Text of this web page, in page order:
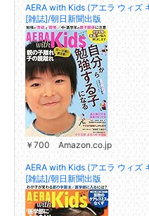
AERA with Kids (アエラ ウィズ
[雑誌]/朝日新聞出版
￥700 Amazon.co.jp
AERA with Kids (アエラ ウィズ
[雑誌]/朝日新聞出版